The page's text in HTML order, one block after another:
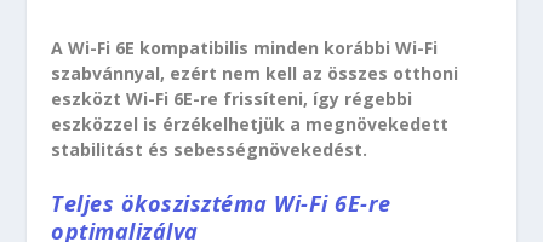
A Wi-Fi 6E kompatibilis minden korábbi Wi-Fi
szabvánnyal, ezért nem kell az összes otthoni
eszközt Wi-Fi 6E-re frissíteni, így régebbi
eszközzel is érzékelhetjük a megnövekedett
stabilitást és sebességnövekedést.
Teljes ökoszisztéma Wi-Fi 6E-re
optimalizálva